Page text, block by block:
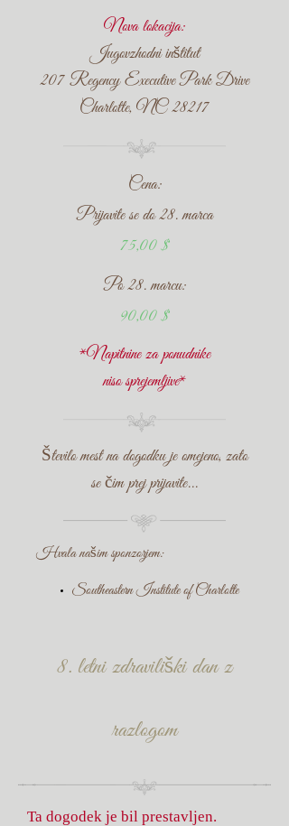
Nova lokacija:
Jugovzhodni inštitut
207 Regency Executive Park Drive
Charlotte, NC 28217
Cena:
Prijavite se do 28. marca
75,00 $
Po 28. marcu:
90,00 $
*Napitnine za ponudnike
niso sprejemljive*
Število mest na dogodku je omejeno, zato
se čim prej prijavite...
Hvala našim sponzorjem:
Southeastern Institute of Charlotte
8. letni zdraviliški dan z
razlogom
Ta dogodek je bil prestavljen.